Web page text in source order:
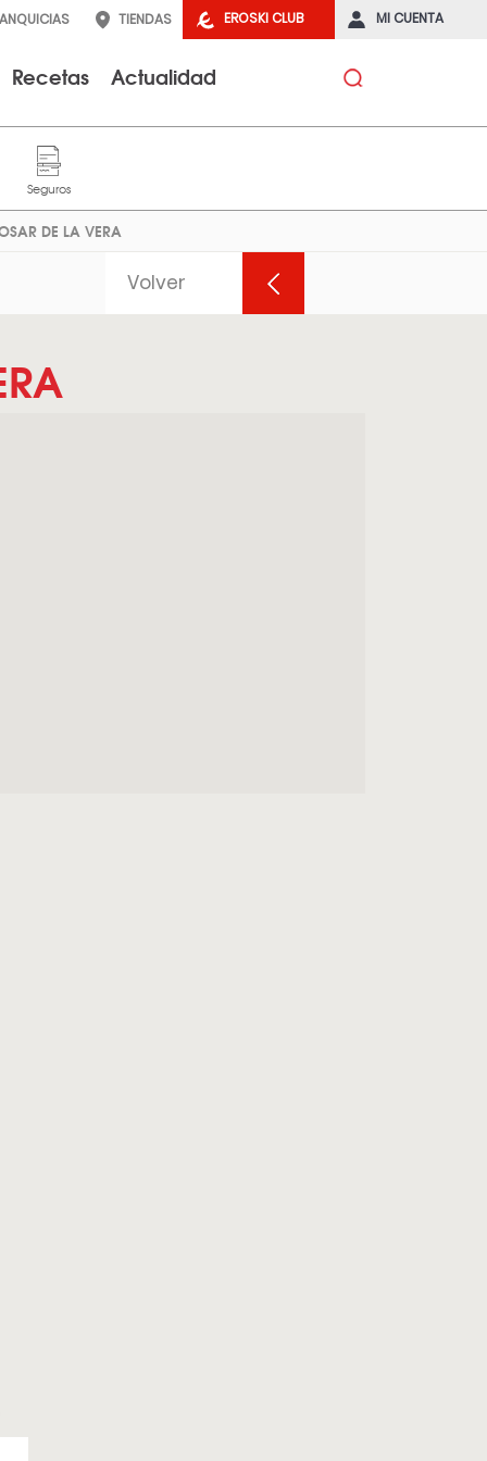
EROSKI CLUB MI CUENTA
TIENDAS
Recetas Actualidad
DE LA VERA
Volver